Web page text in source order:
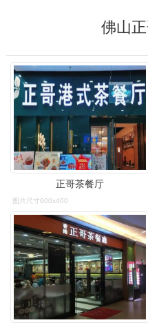
佛山
正哥茶餐厅
图片尺寸600x400